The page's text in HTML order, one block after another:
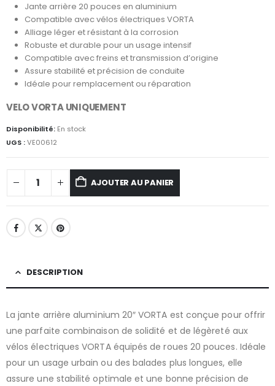
Jante arrière 20 pouces en aluminium
Compatible avec vélos électriques VORTA
Alliage léger et résistant à la corrosion
Robuste et durable pour un usage intensif
Compatible avec freins et transmission d’origine
Assure stabilité et précision de conduite
Idéale pour remplacement ou réparation
VELO VORTA UNIQUEMENT
Disponibilité: En stock
UGS :VE00612
AJOUTER AU PANIER
DESCRIPTION
La jante arrière aluminium 20″ VORTA est conçue pour offrir
une parfaite combinaison de solidité et de légèreté aux
vélos électriques VORTA équipés de roues 20 pouces. Idéale
pour un usage urbain ou des balades plus longues, elle
assure une stabilité optimale et une bonne précision de